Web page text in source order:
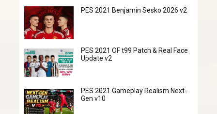
PES 2021 Benjamin Sesko 2026 v2
PES 2021 OF t99 Patch & Real Face
Update v2
PES 2021 Gameplay Realism Next-
Gen v10